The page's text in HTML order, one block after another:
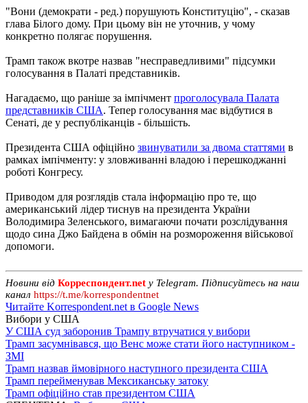
"Вони (демократи - ред.) порушують Конституцію", - сказав
глава Білого дому. При цьому він не уточнив, у чому
конкретно полягає порушення.
Трамп також вкотре назвав "несправедливими" підсумки
голосування в Палаті представників.
Нагадаємо, що раніше за імпічмент проголосувала Палата
представників США. Тепер голосування має відбутися в
Сенаті, де у республіканців - більшість.
Президента США офіційно звинуватили за двома статтями в
рамках імпічменту: у зловживанні владою і перешкоджанні
роботі Конгресу.
Приводом для розглядів стала інформацію про те, що
американський лідер тиснув на президента України
Володимира Зеленського, вимагаючи почати розслідування
щодо сина Джо Байдена в обмін на розмороження військової
допомоги.
Новини від Корреспондент.net у Telegram. Підписуйтесь на наш
канал https://t.me/korrespondentnet
Читайте Korrespondent.net в Google News
Вибори у США
У США суд заборонив Трампу втручатися у вибори
Трамп засумнівався, що Венс може стати його наступником -
ЗМІ
Трамп назвав ймовірного наступного президента США
Трамп перейменував Мексиканську затоку
Трамп офіційно став президентом США